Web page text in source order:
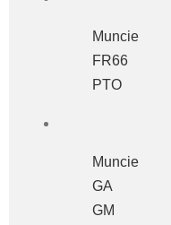
Muncie
FR66
PTO
Muncie
GA
GM